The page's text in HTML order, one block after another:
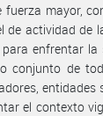
fuerza mayor,
de actividad de
enfrentar la
conjunto de
el contexto